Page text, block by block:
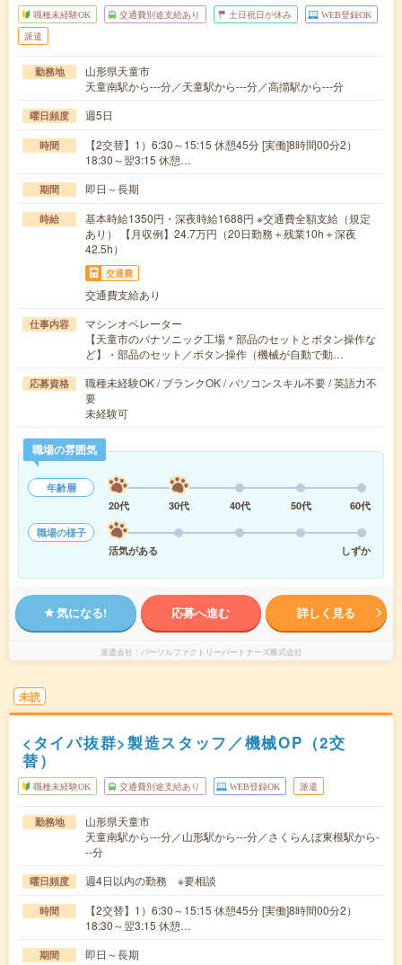
職種未経験OK 交通費別途支給あり 土日祝日が休み WEB登録OK
派遣
勤務地
山形県天童市
天童南駅から---分／天童駅から---分／高擶駅から---分
曜日頻度 週5日
時間
【2交替】1）6:30～15:15 休憩45分 [実働]8時間00分2）
18:30～翌3:15 休憩…
期間 即日～長期
時給
基本時給1350円・深夜時給1688円 ※交通費全額支給（規定
あり） 【月収例】24.7万円（20日勤務＋残業10h＋深夜
42.5h）
交通費
交通費支給あり
仕事内容
マシンオペレーター
【天童市のパナソニック工場＊部品のセットとボタン操作な
ど】・部品のセット／ボタン操作（機械が自動で動…
応募資格
職種未経験OK / ブランクOK / パソコンスキル不要 / 英語力不
要
未経験可
職場の雰囲気
年齢層
20代
30代 40代 50代
60代
職場の様子
活気がある
しずか
気になる! 応募へ進む 詳しく見る
派遣会社 パーソルファクトリーパートナーズ株式会社
未読
<タイパ抜群>製造スタッフ／機械OP（2交
替）
職種未経験OK 交通費別途支給あり WEB登録OK 派遣
勤務地
山形県天童市
天童南駅から---分／山形駅から---分／さくらんぼ東根駅から-
--分
曜日頻度 週4日以内の勤務 ※要相談
時間
【2交替】1）6:30～15:15 休憩45分 [実働]8時間00分2）
18:30～翌3:15 休憩…
期間 即日～長期